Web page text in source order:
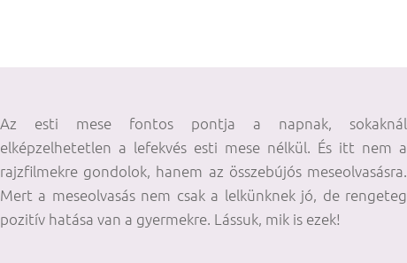
Az esti mese fontos pontja a napnak, sokaknál
elképzelhetetlen a lefekvés esti mese nélkül. És itt nem a
rajzfilmekre gondolok, hanem az összebújós meseolvasásra.
Mert a meseolvasás nem csak a lelkünknek jó, de rengeteg
pozitív hatása van a gyermekre. Lássuk, mik is ezek!